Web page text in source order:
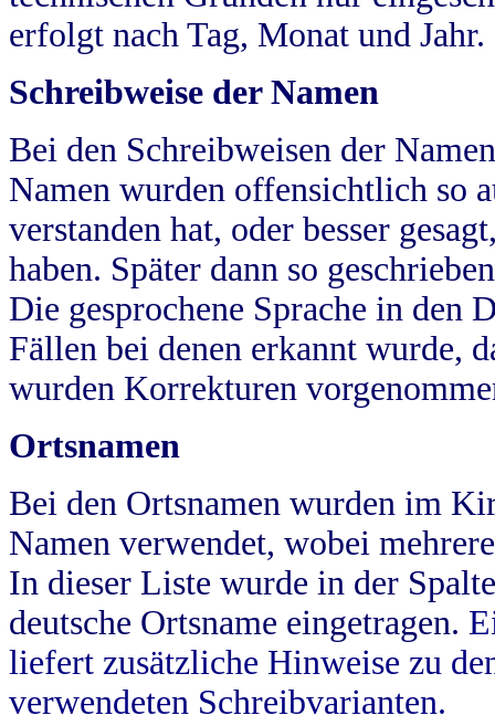
erfolgt nach Tag, Monat und Jahr.
Schreibweise der Namen
Bei den Schreibweisen der
Namen wurden offensichtlich so
verstanden hat, oder besser
haben. Später dann so
Die gesprochene Sprache in
Fällen bei denen erkannt wurde,
wurden Korrekturen
Ortsnamen
Bei den Ortsnamen wurden im
Namen verwendet, wobei
In dieser Liste wurde in der
deutsche Ortsname eingetragen.
liefert zusätzliche Hinweise zu
verwendeten Schreibvarianten.